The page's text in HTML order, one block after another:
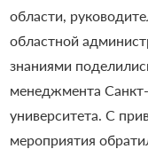
области,
областной
знаниями
менеджмента Санкт-
университета. С
мероприятия